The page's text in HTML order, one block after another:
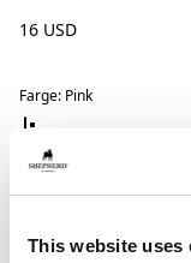
This website uses
16 USD
Farge: Pink